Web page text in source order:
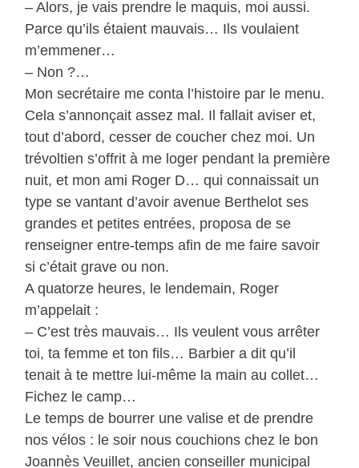
– Alors, je vais prendre le maquis, moi aussi.
Parce qu’ils étaient mauvais… Ils voulaient
m’emmener…
– Non ?…
Mon secrétaire me conta l’histoire par le menu.
Cela s’annonçait assez mal. Il fallait aviser et,
tout d’abord, cesser de coucher chez moi. Un
trévoltien s’offrit à me loger pendant la première
nuit, et mon ami Roger D… qui connaissait un
type se vantant d’avoir avenue Berthelot ses
grandes et petites entrées, proposa de se
renseigner entre-temps afin de me faire savoir
si c’était grave ou non.
A quatorze heures, le lendemain, Roger
m’appelait :
– C’est très mauvais… Ils veulent vous arrêter
toi, ta femme et ton fils… Barbier a dit qu’il
tenait à te mettre lui-même la main au collet…
Fichez le camp…
Le temps de bourrer une valise et de prendre
nos vélos : le soir nous couchions chez le bon
Joannès Veuillet, ancien conseiller municipal